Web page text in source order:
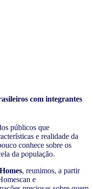
com integrantes
públicos que
e realidade da
conhece sobre os
da população.
, reunimos, a partir
e